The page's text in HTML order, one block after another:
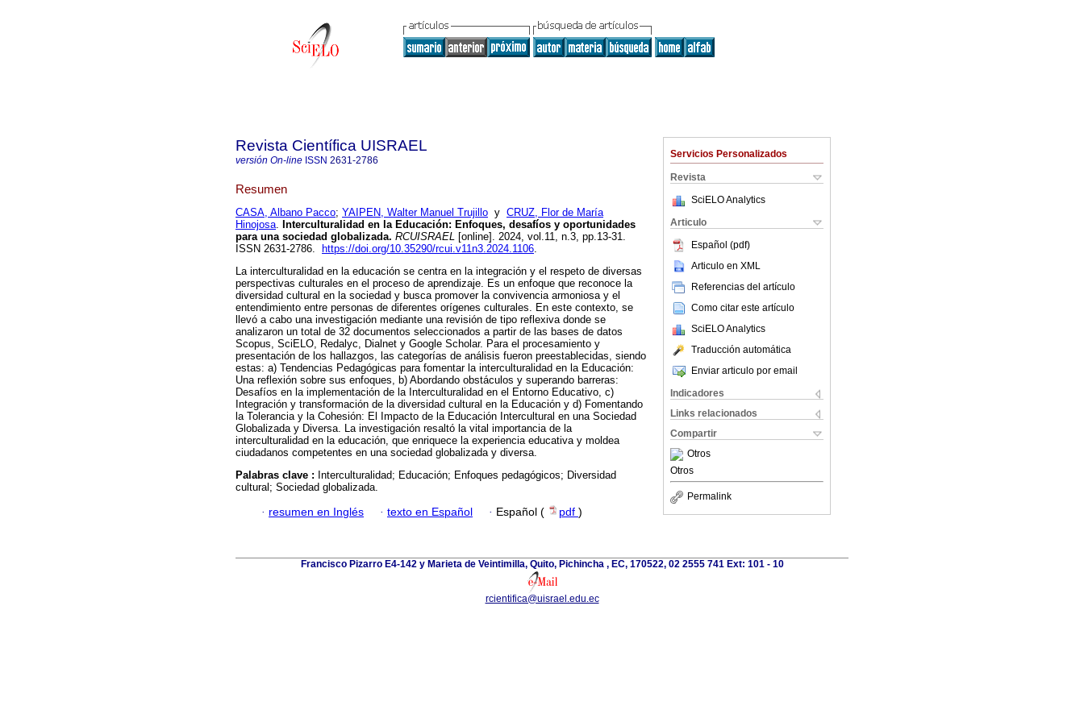
Servicios Personalizados
Revista
SciELO Analytics
Articulo
Español (pdf)
Articulo en XML
Referencias del artículo
Como citar este artículo
SciELO Analytics
Traducción automática
Enviar articulo por email
Indicadores
Links relacionados
Compartir
Otros
Otros
Permalink
Revista Científica UISRAEL
versión On-line ISSN 2631-2786
Resumen
CASA, Albano Pacco; YAIPEN, Walter Manuel Trujillo y CRUZ, Flor de María
Hinojosa. Interculturalidad en la Educación: Enfoques, desafíos y oportunidades
para una sociedad globalizada. RCUISRAEL [online]. 2024, vol.11, n.3, pp.13-31.
ISSN 2631-2786.
https://doi.org/10.35290/rcui.v11n3.2024.1106.
La interculturalidad en la educación se centra en la integración y el respeto de diversas
perspectivas culturales en el proceso de aprendizaje. Es un enfoque que reconoce la
diversidad cultural en la sociedad y busca promover la convivencia armoniosa y el
entendimiento entre personas de diferentes orígenes culturales. En este contexto, se
llevó a cabo una investigación mediante una revisión de tipo reflexiva donde se
analizaron un total de 32 documentos seleccionados a partir de las bases de datos
Scopus, SciELO, Redalyc, Dialnet y Google Scholar. Para el procesamiento y
presentación de los hallazgos, las categorías de análisis fueron preestablecidas, siendo
estas: a) Tendencias Pedagógicas para fomentar la interculturalidad en la Educación:
Una reflexión sobre sus enfoques, b) Abordando obstáculos y superando barreras:
Desafíos en la implementación de la Interculturalidad en el Entorno Educativo, c)
Integración y transformación de la diversidad cultural en la Educación y d) Fomentando
la Tolerancia y la Cohesión: El Impacto de la Educación Intercultural en una Sociedad
Globalizada y Diversa. La investigación resaltó la vital importancia de la
interculturalidad en la educación, que enriquece la experiencia educativa y moldea
ciudadanos competentes en una sociedad globalizada y diversa.
Palabras clave : Interculturalidad; Educación; Enfoques pedagógicos; Diversidad
cultural; Sociedad globalizada.
· resumen en Inglés · texto en Español · Español ( pdf )
Francisco Pizarro E4-142 y Marieta de Veintimilla, Quito, Pichincha , EC, 170522, 02 2555 741 Ext: 101 - 10
rcientifica@uisrael.edu.ec